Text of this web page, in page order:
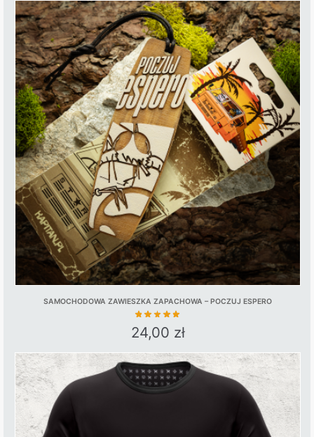
SAMOCHODOWA ZAWIESZKA ZAPACHOWA – POCZUJ ESPERO
24,00 zł